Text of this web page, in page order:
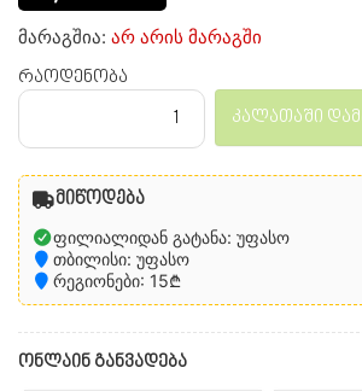
მარაგშია: არ არის მარაგში
რაოდენობა
კალათაში
მიწოდება
ფილიალიდან გატანა: უფასო
თბილისი: უფასო
რეგიონები: 15₾
ონლაინ განვადება